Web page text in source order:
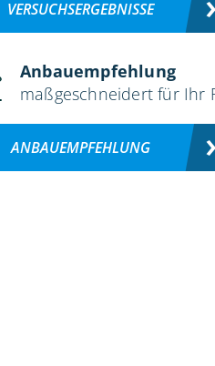
VERSUCHSERGEBNISSE
Anbauempfehlung
maßgeschneidert für Ihr
ANBAUEMPFEHLUNG